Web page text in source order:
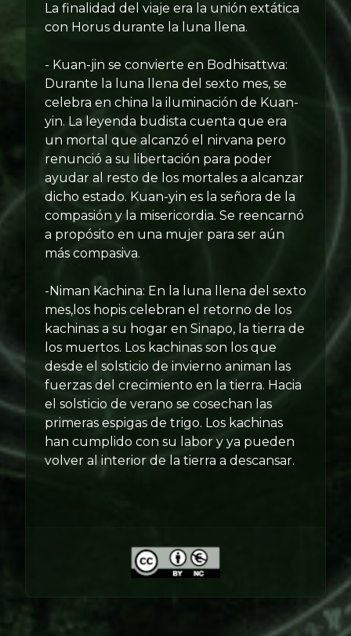
La finalidad del viaje era la unión extática
con Horus durante la luna llena.
- Kuan-jin se convierte en Bodhisattwa:
Durante la luna llena del sexto mes, se
celebra en china la iluminación de Kuan-
yin. La leyenda budista cuenta que era
un mortal que alcanzó el nirvana pero
renunció a su libertación para poder
ayudar al resto de los mortales a alcanzar
dicho estado. Kuan-yin es la señora de la
compasión y la misericordia. Se reencarnó
a propósito en una mujer para ser aún
más compasiva.
-Niman Kachina: En la luna llena del sexto
mes,los hopis celebran el retorno de los
kachinas a su hogar en Sinapo, la tierra de
los muertos. Los kachinas son los que
desde el solsticio de invierno animan las
fuerzas del crecimiento en la tierra. Hacia
el solsticio de verano se cosechan las
primeras espigas de trigo. Los kachinas
han cumplido con su labor y ya pueden
volver al interior de la tierra a descansar.